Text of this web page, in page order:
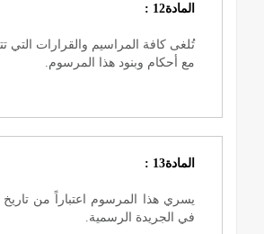
المادة12 :
تُلغى كافة المراسيم والقرارات التي
مع أحكام وبنود هذا المرسوم.
المادة13 :
يسري هذا المرسوم اعتباراً من
في الجريدة الرسمية.